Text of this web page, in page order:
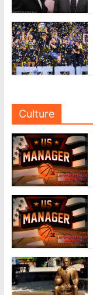
Culture